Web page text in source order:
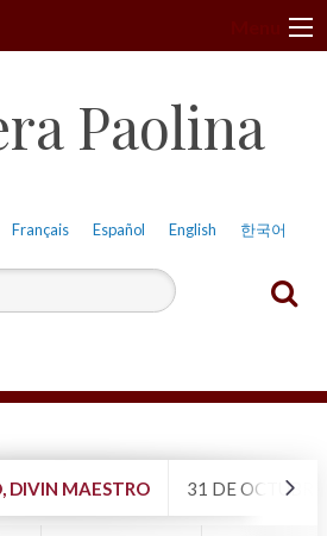
Français Español English 한국어
Paolina
DIVIN MAESTRO 31 DE